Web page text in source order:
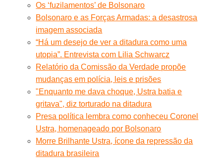
Os ‘fuzilamentos’ de Bolsonaro
Bolsonaro e as Forças Armadas: a desastrosa
imagem associada
“Há um desejo de ver a ditadura como uma
utopia”. Entrevista com Lilia Schwarcz
Relatório da Comissão da Verdade propõe
mudanças em polícia, leis e prisões
"Enquanto me dava choque, Ustra batia e
gritava", diz torturado na ditadura
Presa política lembra como conheceu Coronel
Ustra, homenageado por Bolsonaro
Morre Brilhante Ustra, ícone da repressão da
ditadura brasileira